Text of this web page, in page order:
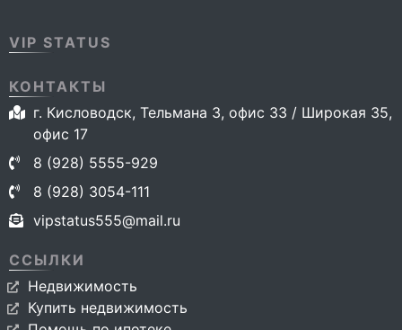
VIP STATUS
КОНТАКТЫ
г. Кисловодск, Тельмана 3, офис 33 / Широкая 35,
офис 17
8 (928) 5555-929
8 (928) 3054-111
vipstatus555@mail.ru
ССЫЛКИ
Недвижимость
Купить недвижимость